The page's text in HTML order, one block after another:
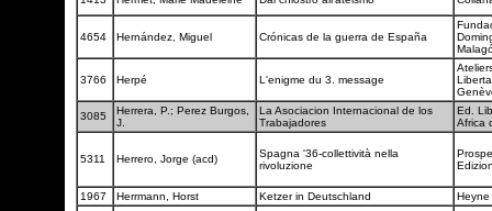
4654 Hernández, Miguel Crónicas de la guerra de España
3766 Herpé L'enigme du 3. message
3085
Herrera, P.; Perez Burgos,
J.
La Asociacion Internacional de los
Trabajadores
Ed.
Africa
5311 Herrero, Jorge (acd)
Spagna '36-collettività nella
rivoluzione
1967 Herrmann, Horst Ketzer in Deutschland
Heyne